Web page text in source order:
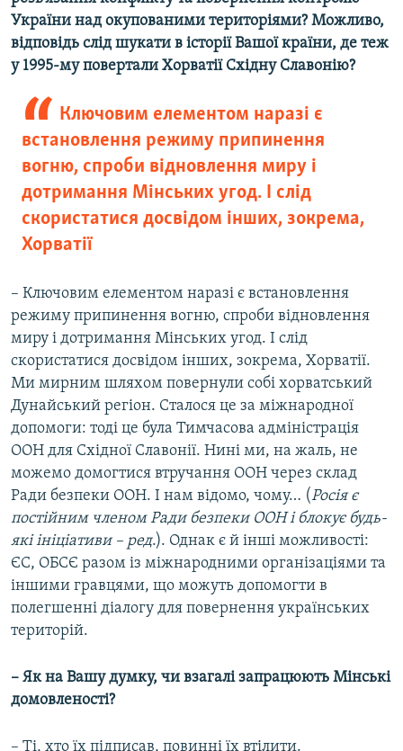
України над окупованими територіями? Можливо,
відповідь слід шукати в історії Вашої країни, де теж
у 1995-му повертали Хорватії Східну Славонію?
Ключовим елементом наразі є
встановлення режиму припинення
вогню, спроби відновлення миру і
дотримання Мінських угод. І слід
скористатися досвідом інших, зокрема,
Хорватії
– Ключовим елементом наразі є встановлення
режиму припинення вогню, спроби відновлення
миру і дотримання Мінських угод. І слід
скористатися досвідом інших, зокрема, Хорватії.
Ми мирним шляхом повернули собі хорватський
Дунайський регіон. Сталося це за міжнародної
допомоги: тоді це була Тимчасова адміністрація
ООН для Східної Славонії. Нині ми, на жаль, не
можемо домогтися втручання ООН через склад
Ради безпеки ООН. І нам відомо, чому… (Росія є
постійним членом Ради безпеки ООН і блокує будь-
які ініціативи – ред.). Однак є й інші можливості:
ЄС, ОБСЄ разом із міжнародними організаціями та
іншими гравцями, що можуть допомогти в
полегшенні діалогу для повернення українських
територій.
– Як на Вашу думку, чи взагалі запрацюють Мінські
домовленості?
– Ті, хто їх підписав, повинні їх втілити.